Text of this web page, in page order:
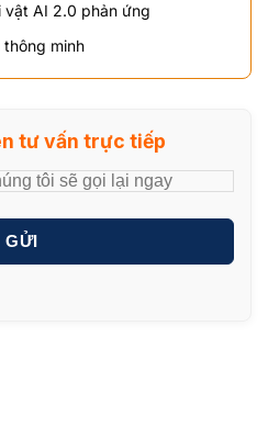
vật AI 2.0 phản ứng
minh
tư vấn trực tiếp
GỬI